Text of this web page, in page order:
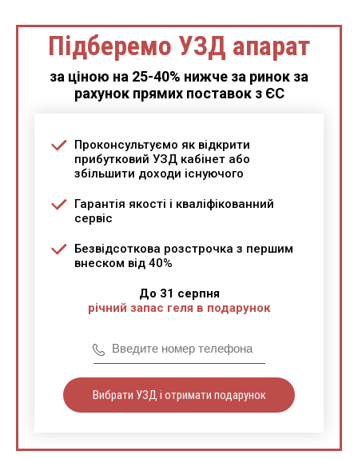
Підберемо УЗД апарат
за ціною на 25-40% нижче за ринок за
рахунок прямих поставок з ЄС
Проконсультуємо як відкрити
прибутковий УЗД кабінет або
збільшити доходи існуючого
Гарантія якості і кваліфікованний
сервіс
Безвідсоткова розстрочка з першим
внеском від 40%
До 31 серпня
річний запас геля в подарунок
Вибрати УЗД і отримати подарунок